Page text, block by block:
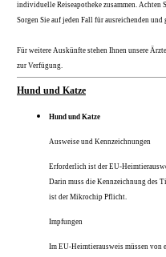
individuelle Reiseapotheke zusammen. Achten
Sorgen Sie auf jeden Fall für ausreichenden
Für weitere Auskünfte stehen Ihnen unsere
zur Verfügung.
Hund und Katze
Hund und Katze
Ausweise und Kennzeichnungen
Erforderlich ist der EU-
Darin muss die Kennzeichnung des
ist der Mikrochip Pflicht.
Impfungen
Im EU-Heimtierausweis müssen von